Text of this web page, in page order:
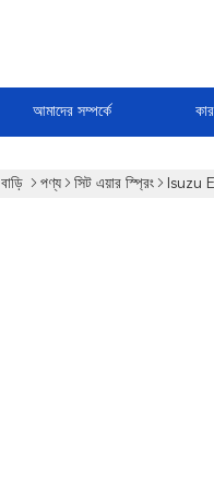
আমাদের সম্পর্কে
বাড়ি পণ্য সিট এয়ার স্প্রিং Isuzu